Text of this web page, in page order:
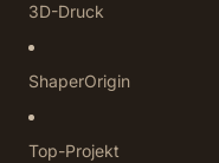
3D-Druck
ShaperOrigin
Top-Projekt